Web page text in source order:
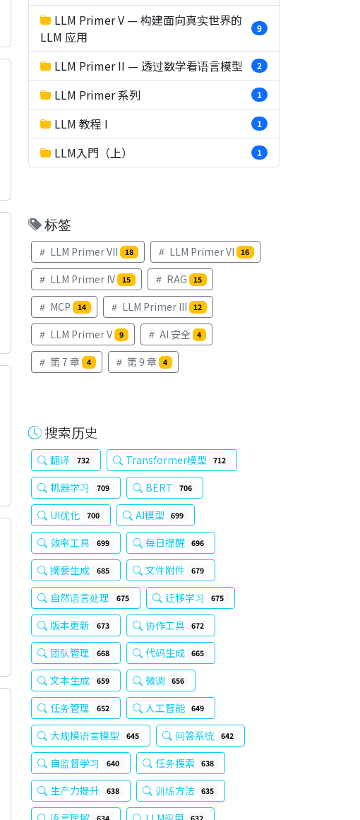
LLM Primer V — 构建面向真实世界的
LLM 应用
9
LLM Primer II — 透过数学看语言模型 2
LLM Primer 系列 1
LLM 教程 I 1
LLM入門（上） 1
标签
LLM Primer VII 18 LLM Primer VI 16
LLM Primer IV 15 RAG 15
MCP 14 LLM Primer III 12
LLM Primer V 9 AI 安全 4
第 7 章 4 第 9 章 4
搜索历史
翻译 732 Transformer模型 712
机器学习 709 BERT 706
UI优化 700 AI模型 699
效率工具 699 每日提醒 696
摘要生成 685 文件附件 679
自然语言处理 675 迁移学习 675
版本更新 673 协作工具 672
团队管理 668 代码生成 665
文本生成 659 微调 656
任务管理 652 人工智能 649
大规模语言模型 645 问答系统 642
自监督学习 640 任务搜索 638
生产力提升 638 训练方法 635